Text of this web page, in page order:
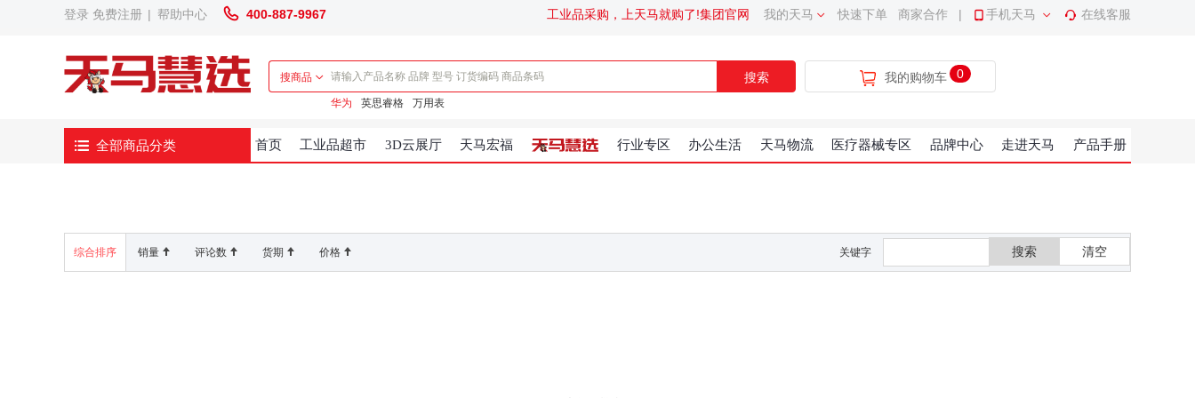
登录 免费注册 | 帮助中心 400-887-9967 工业品采购，上天马就购了!集团官网 我的天马 快速下单 商家合作 | 手机天马 在线客服
搜商品 搜索 我的购物车 0
华为 英思睿格 万用表
全部商品分类 首页 工业品超市 3D云展厅 天马宏福 行业专区 办公生活 天马物流 医疗器械专区 品牌中心 走进天马 产品手册
综合排序 销量 评论数 货期 价格 关键字 搜索 清空